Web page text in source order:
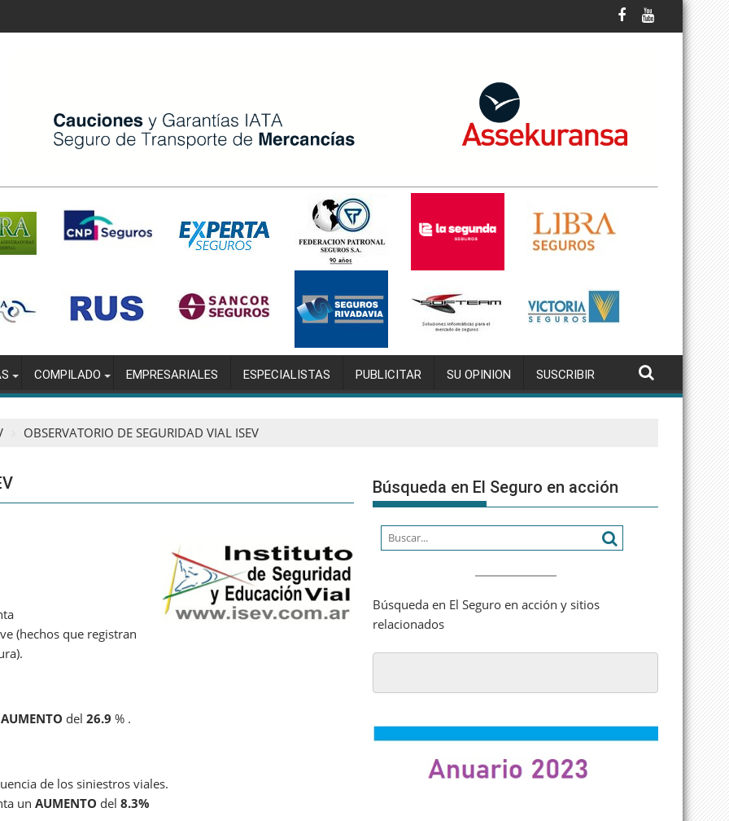
COMPILADO EMPRESARIALES ESPECIALISTAS PUBLICITAR SU OPINION SUSCRIBIR
OBSERVATORIO DE SEGURIDAD VIAL ISEV
(hechos que registran
AUMENTO del 26.9 % .
de los siniestros viales.
un AUMENTO del 8.3%
Búsqueda en El Seguro en acción
Búsqueda en El Seguro en acción y sitios
relacionados